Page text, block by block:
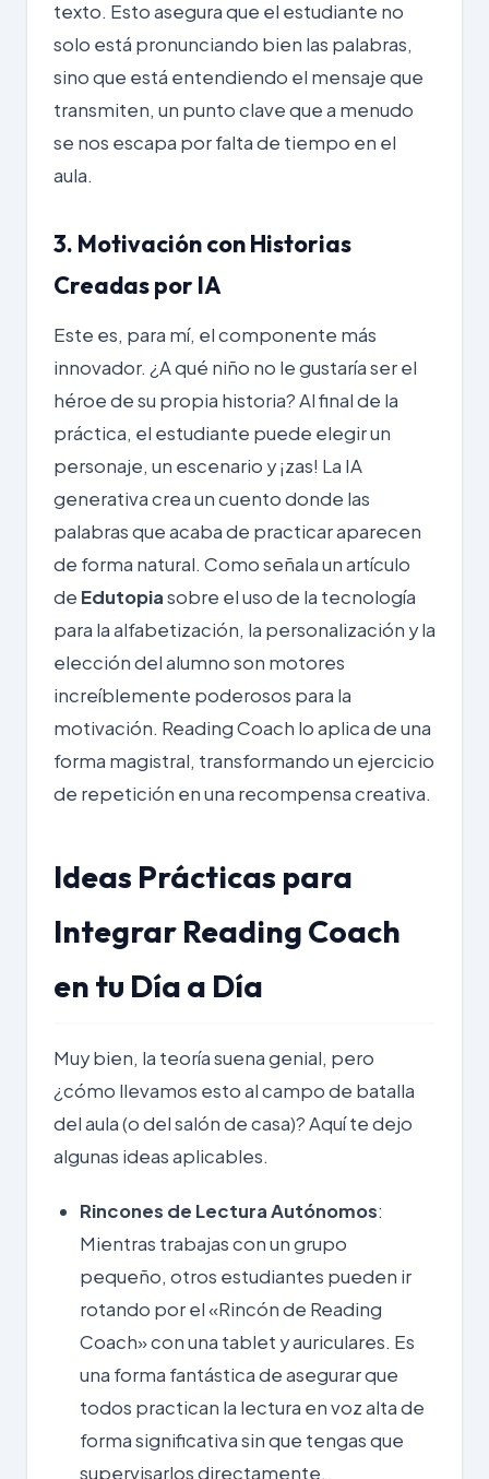
texto. Esto asegura que el estudiante no
solo está pronunciando bien las palabras,
sino que está entendiendo el mensaje que
transmiten, un punto clave que a menudo
se nos escapa por falta de tiempo en el
aula.
3. Motivación con Historias
Creadas por IA
Este es, para mí, el componente más
innovador. ¿A qué niño no le gustaría ser el
héroe de su propia historia? Al final de la
práctica, el estudiante puede elegir un
personaje, un escenario y ¡zas! La IA
generativa crea un cuento donde las
palabras que acaba de practicar aparecen
de forma natural. Como señala un artículo
de Edutopiasobre el uso de la tecnología
para la alfabetización, la personalización y la
elección del alumno son motores
increíblemente poderosos para la
motivación. Reading Coach lo aplica de una
forma magistral, transformando un ejercicio
de repetición en una recompensa creativa.
Ideas Prácticas para
Integrar Reading Coach
en tu Día a Día
Muy bien, la teoría suena genial, pero
¿cómo llevamos esto al campo de batalla
del aula (o del salón de casa)? Aquí te dejo
algunas ideas aplicables.
Rincones de Lectura Autónomos:
Mientras trabajas con un grupo
pequeño, otros estudiantes pueden ir
rotando por el «Rincón de Reading
Coach» con una tablet y auriculares. Es
una forma fantástica de asegurar que
todos practican la lectura en voz alta de
forma significativa sin que tengas que
supervisarlos directamente.